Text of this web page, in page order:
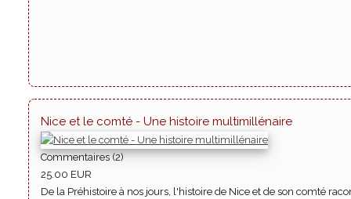
Nice et le comté - Une histoire multimillénaire
Commentaires (2)
25.00 EUR
De la Préhistoire à nos jours, l'histoire de Nice et de son comté